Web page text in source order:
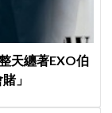
天纏著EXO伯
」